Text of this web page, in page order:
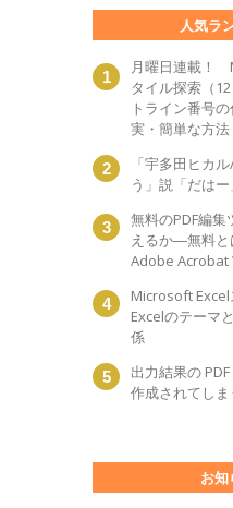
人気ラ
月曜日連載！
タイル探索（
トライン番号
実・簡単な方法
「宇多田ヒカ
う」説「だはー
無料のPDF編
えるか―無料と
Adobe Acrobat
Microsoft Excel
Excelのテーマ
係
出力結果の
作成されてしま
お知